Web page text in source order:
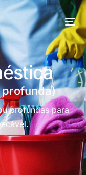
profundas para